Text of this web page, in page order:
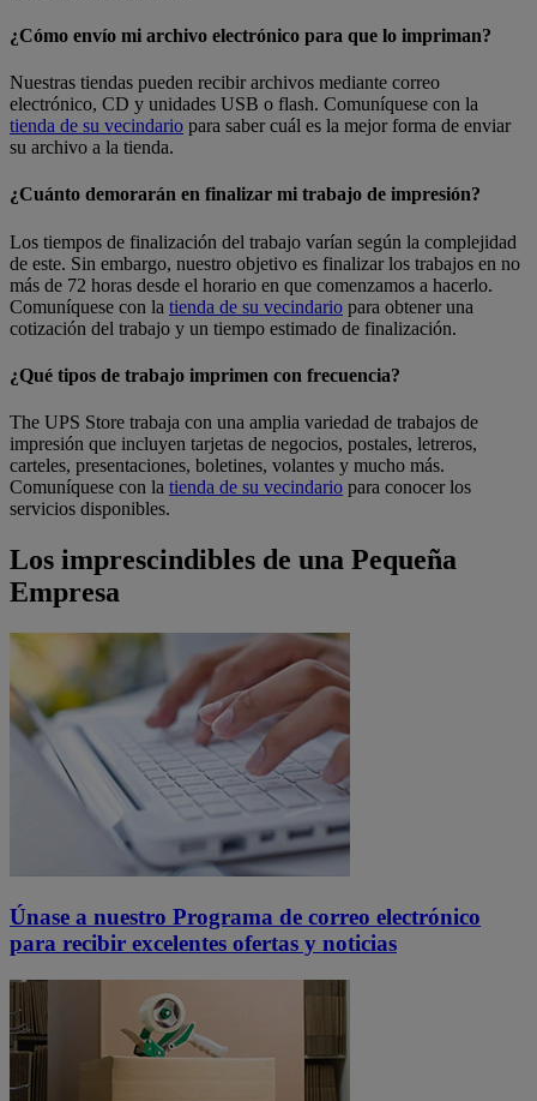
¿Cómo envío mi archivo electrónico para que lo impriman?
Nuestras tiendas pueden recibir archivos mediante correo
electrónico, CD y unidades USB o flash. Comuníquese con la
tienda de su vecindario para saber cuál es la mejor forma de enviar
su archivo a la tienda.
¿Cuánto demorarán en finalizar mi trabajo de impresión?
Los tiempos de finalización del trabajo varían según la complejidad
de este. Sin embargo, nuestro objetivo es finalizar los trabajos en no
más de 72 horas desde el horario en que comenzamos a hacerlo.
Comuníquese con la tienda de su vecindario para obtener una
cotización del trabajo y un tiempo estimado de finalización.
¿Qué tipos de trabajo imprimen con frecuencia?
The UPS Store trabaja con una amplia variedad de trabajos de
impresión que incluyen tarjetas de negocios, postales, letreros,
carteles, presentaciones, boletines, volantes y mucho más.
Comuníquese con la tienda de su vecindario para conocer los
servicios disponibles.
Los imprescindibles de una Pequeña
Empresa
Únase a nuestro Programa de correo electrónico
para recibir excelentes ofertas y noticias